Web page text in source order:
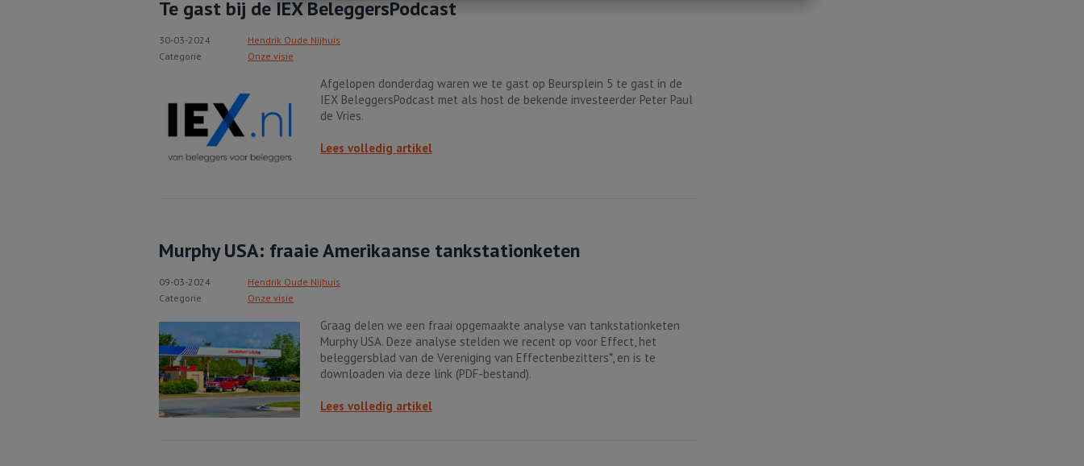
Te gast bij de IEX BeleggersPodcast
30-03-2024
Hendrik Oude Nijhuis
Categorie
Onze visie
Afgelopen donderdag waren we te gast op Beursplein 5 te gast in de
IEX BeleggersPodcast met als host de bekende investeerder Peter Paul
de Vries.
Lees volledig artikel
Murphy USA: fraaie Amerikaanse tankstationketen
09-03-2024
Hendrik Oude Nijhuis
Categorie
Onze visie
Graag delen we een fraai opgemaakte analyse van tankstationketen
Murphy USA. Deze analyse stelden we recent op voor Effect, het
beleggersblad van de Vereniging van Effectenbezitters*, en is te
downloaden via deze link (PDF-bestand).
Lees volledig artikel